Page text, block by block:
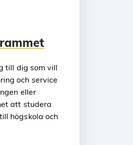
till dig som vill
och service
eller
att studera
högskola och